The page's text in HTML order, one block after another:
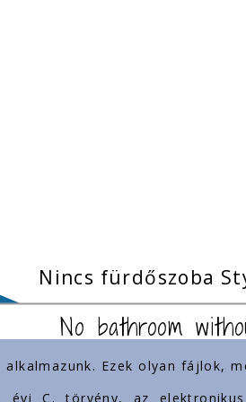
Nincs fürdőszoba
No bathroom
alkalmazunk. Ezek olyan fájlok,
C. törvény, az